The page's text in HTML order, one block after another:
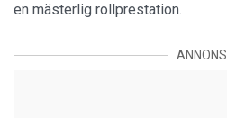
en mästerlig rollprestation.
ANNONS